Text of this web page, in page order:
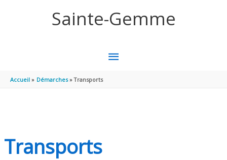
Sainte-Gemme
MENU
Accueil Démarches Transports
Transports